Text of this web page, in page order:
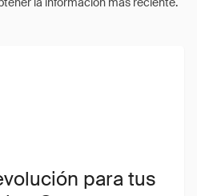
para tus